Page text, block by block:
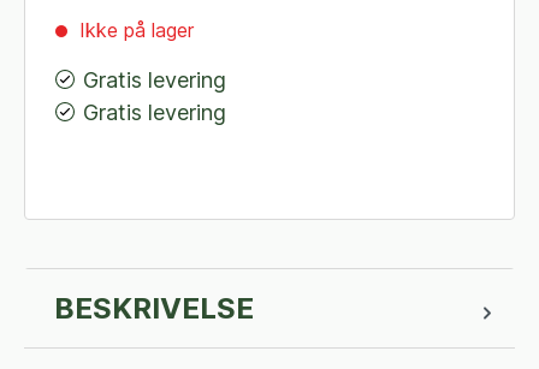
Ikke på lager
Gratis levering
Gratis levering
BESKRIVELSE